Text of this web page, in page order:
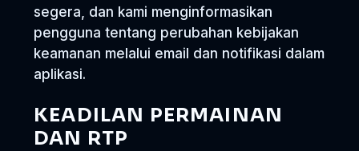
segera, dan kami menginformasikan
pengguna tentang perubahan kebijakan
keamanan melalui email dan notifikasi dalam
aplikasi.
KEADILAN PERMAINAN
DAN RTP